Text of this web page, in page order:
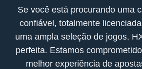
Se você está procurando uma
confiável, totalmente
uma ampla seleção de jogos,
perfeita. Estamos
melhor experiência de